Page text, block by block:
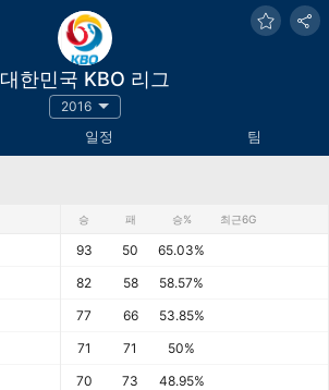
대한민국 KBO 리그
2016
일정 팀
승 패 승% 최근6G
93 50
65.03%
82
58
58.57%
77
66
53.85%
71
71
50%
70
73
48.95%